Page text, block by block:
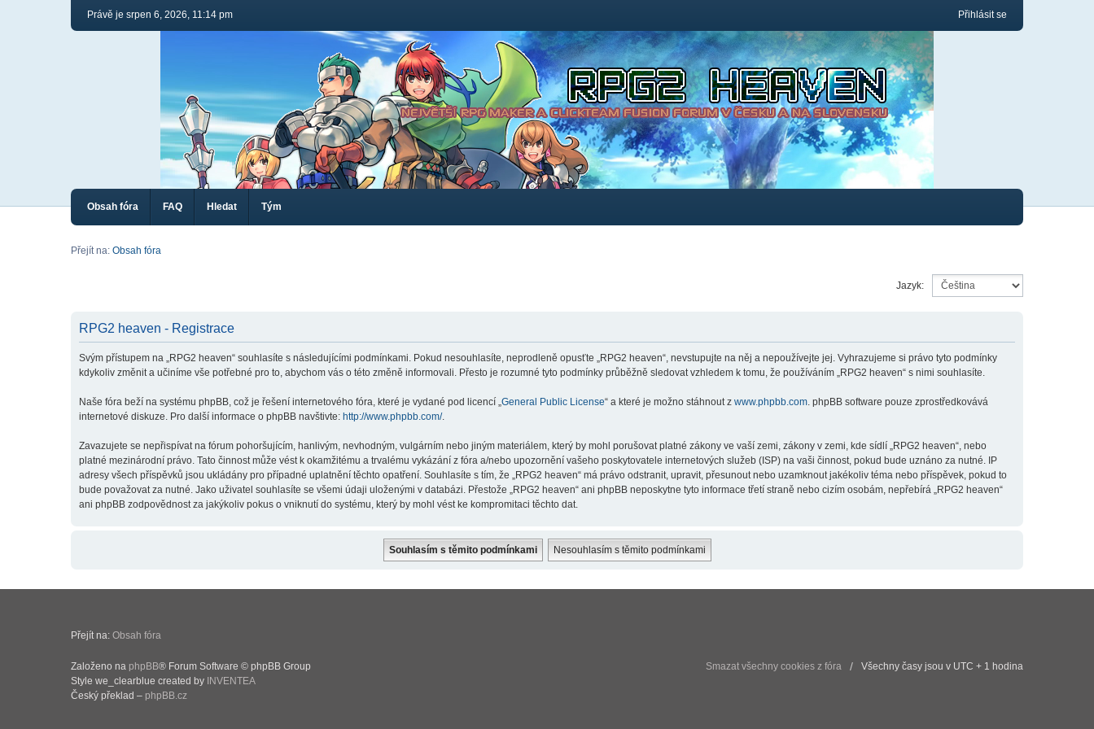
Právě je srpen 6, 2026, 11:14 pm Přihlásit se
Obsah fóra FAQ Hledat Tým
Přejít na: Obsah fóra
Jazyk:
RPG2 heaven - Registrace
Svým přístupem na „RPG2 heaven“ souhlasíte s následujícími podmínkami. Pokud nesouhlasíte, neprodleně opusťte „RPG2 heaven“, nevstupujte na něj a nepoužívejte jej. Vyhrazujeme si právo tyto podmínky
kdykoliv změnit a učiníme vše potřebné pro to, abychom vás o této změně informovali. Přesto je rozumné tyto podmínky průběžně sledovat vzhledem k tomu, že používáním „RPG2 heaven“ s nimi souhlasíte.
Naše fóra beží na systému phpBB, což je řešení internetového fóra, které je vydané pod licencí „General Public License“ a které je možno stáhnout z www.phpbb.com. phpBB software pouze zprostředkovává
internetové diskuze. Pro další informace o phpBB navštivte: http://www.phpbb.com/.
Zavazujete se nepřispívat na fórum pohoršujícím, hanlivým, nevhodným, vulgárním nebo jiným materiálem, který by mohl porušovat platné zákony ve vaší zemi, zákony v zemi, kde sídlí „RPG2 heaven“, nebo
platné mezinárodní právo. Tato činnost může vést k okamžitému a trvalému vykázání z fóra a/nebo upozornění vašeho poskytovatele internetových služeb (ISP) na vaši činnost, pokud bude uznáno za nutné. IP
adresy všech příspěvků jsou ukládány pro případné uplatnění těchto opatření. Souhlasíte s tím, že „RPG2 heaven“ má právo odstranit, upravit, přesunout nebo uzamknout jakékoliv téma nebo příspěvek, pokud to
bude považovat za nutné. Jako uživatel souhlasíte se všemi údaji uloženými v databázi. Přestože „RPG2 heaven“ ani phpBB neposkytne tyto informace třetí straně nebo cizím osobám, nepřebírá „RPG2 heaven“
ani phpBB zodpovědnost za jakýkoliv pokus o vniknutí do systému, který by mohl vést ke kompromitaci těchto dat.
Přejít na: Obsah fóra
Smazat všechny cookies z fóra Všechny časy jsou v UTC + 1 hodina
Založeno na phpBB® Forum Software © phpBB Group
Style we_clearblue created by INVENTEA
Český překlad – phpBB.cz